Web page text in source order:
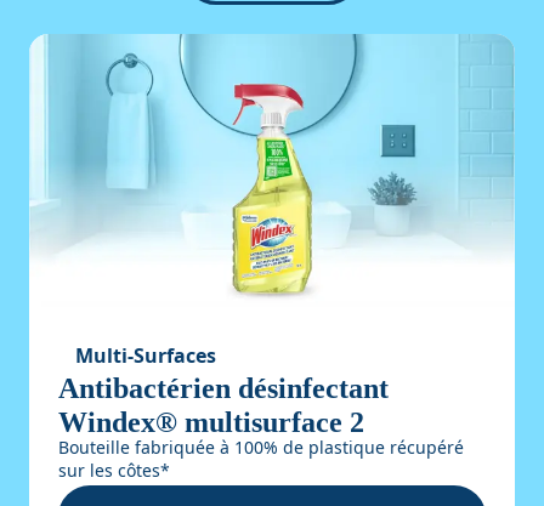
Multi-Surfaces
Antibactérien désinfectant
Windex® multisurface 2
Bouteille fabriquée à 100% de plastique récupéré
sur les côtes*